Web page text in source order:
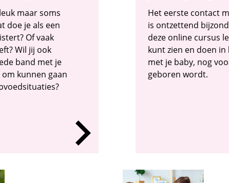
maar soms
doe je als een
Of vaak
Wil jij ook
band met je
kunnen gaan
Het eerste contact
is ontzettend
deze online cursus
kunt zien en doen
met je baby, nog
geboren wordt.